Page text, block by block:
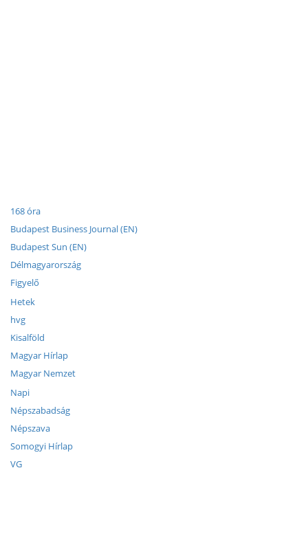
168 óra
Budapest Business Journal (EN)
Budapest Sun (EN)
Délmagyarország
Figyelő
Hetek
hvg
Kisalföld
Magyar Hírlap
Magyar Nemzet
Napi
Népszabadság
Népszava
Somogyi Hírlap
VG